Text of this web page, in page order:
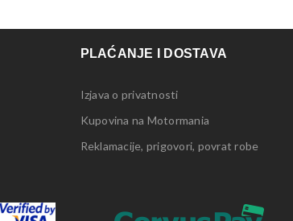
PLAĆANJE I DOSTAVA
Izjava o privatnosti
Kupovina na Motormania
Reklamacije, prigovori, povrat robe